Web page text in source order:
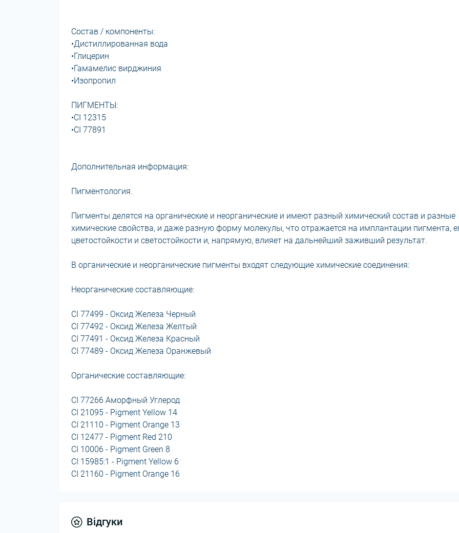
Состав / компоненты:
•Дистиллированная вода
•Глицерин
•Гамамелис вирджиния
•Изопропил
ПИГМЕНТЫ:
•CI 12315
•CI 77891
Дополнительная информация:
Пигментология.
Пигменты делятся на органические и неорганические и имеют разный химический состав и разные
химические свойства, и даже разную форму молекулы, что отражается на имплантации пигмента,
цветостойкости и светостойкости и, напрямую, влияет на дальнейший заживший результат.
В органические и неорганические пигменты входят следующие химические соединения:
Неорганические составляющие:
CI 77499 - Оксид Железа Черный
CI 77492 - Оксид Железа Желтый
CI 77491 - Оксид Железа Красный
CI 77489 - Оксид Железа Оранжевый
Органические составляющие:
CI 77266 Аморфный Углерод
CI 21095 - Pigment Yellow 14
CI 21110 - Pigment Orange 13
CI 12477 - Pigment Red 210
CI 10006 - Pigment Green 8
CI 15985:1 - Pigment Yellow 6
CI 21160 - Pigment Orange 16
Відгуки